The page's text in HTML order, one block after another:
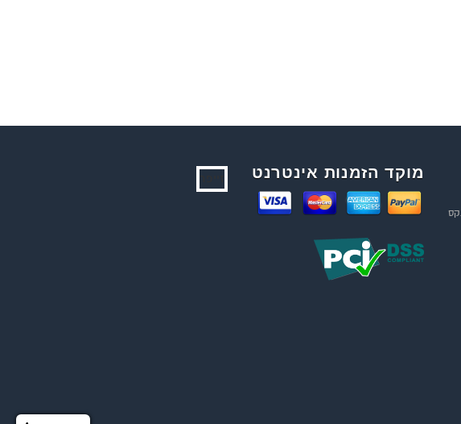
מוקד הזמנות אינטרנט